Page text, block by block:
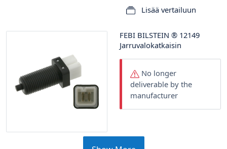
Lisää vertailuun
FEBI BILSTEIN ® 12149
Jarruvalokatkaisin
No longer
deliverable by the
manufacturer